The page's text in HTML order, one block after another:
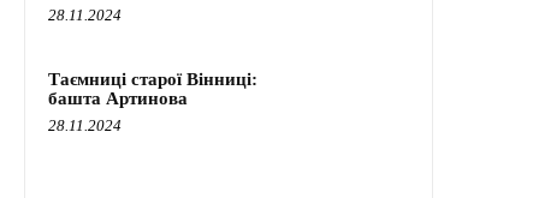
28.11.2024
Таємниці старої Вінниці:
башта Артинова
28.11.2024